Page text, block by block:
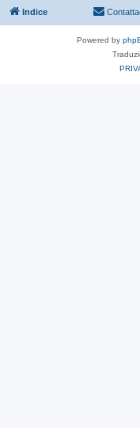
Indice
Powered by